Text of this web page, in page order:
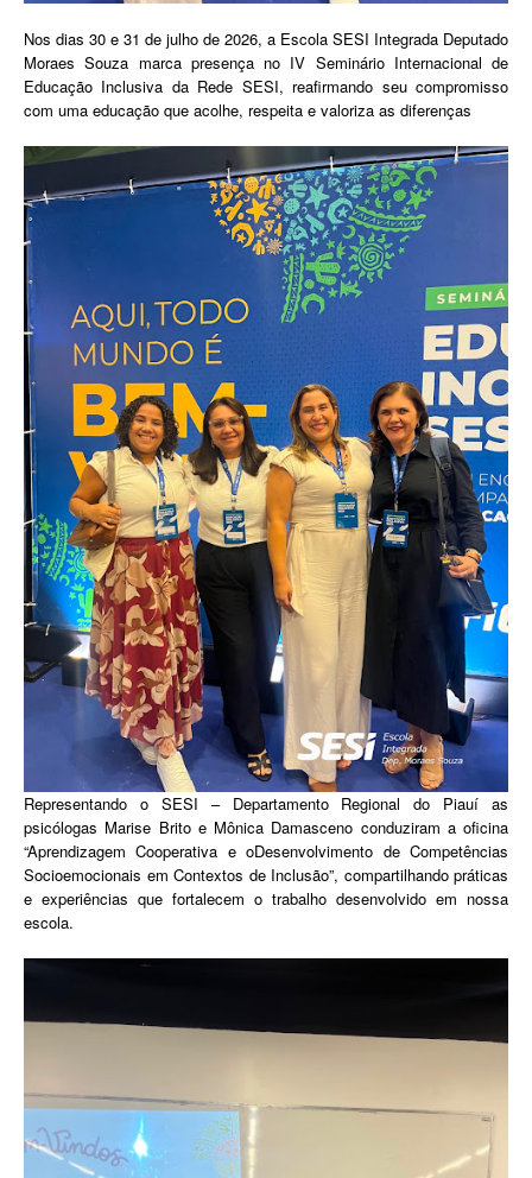
Nos dias 30 e 31 de julho de 2026, a Escola SESI Integrada Deputado
Moraes Souza marca presença no IV Seminário Internacional de
Educação Inclusiva da Rede SESI, reafirmando seu compromisso
com uma educação que acolhe, respeita e valoriza as diferenças
Representando o SESI – Departamento Regional do Piauí as
psicólogas Marise Brito e Mônica Damasceno conduziram a oficina
“Aprendizagem Cooperativa e oDesenvolvimento de Competências
Socioemocionais em Contextos de Inclusão”, compartilhando práticas
e experiências que fortalecem o trabalho desenvolvido em nossa
escola.